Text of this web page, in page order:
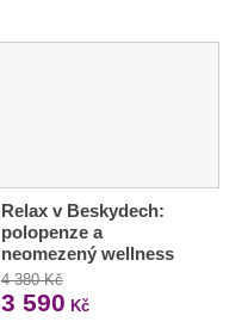
Relax v Beskydech:
polopenze a
neomezený wellness
4 380 Kč
3 590 Kč